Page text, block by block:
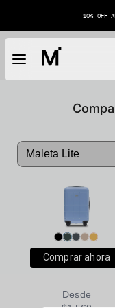
10% OFF
Comprar ahora
Desde